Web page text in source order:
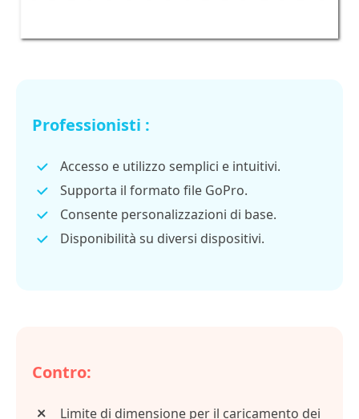
Professionisti :
Accesso e utilizzo semplici e intuitivi.
Supporta il formato file GoPro.
Consente personalizzazioni di base.
Disponibilità su diversi dispositivi.
Contro:
Limite di dimensione per il caricamento dei